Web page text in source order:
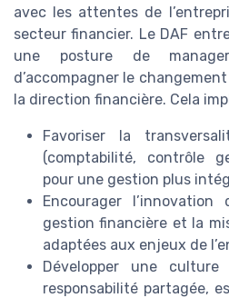
avec les attentes de
secteur financier. Le DAF
une posture de
d’accompagner le
la direction financière. Cela
Favoriser la
(comptabilité, contrôle
pour une gestion plus
Encourager
gestion financière et la
adaptées aux enjeux de
Développer une
responsabilité partagée,